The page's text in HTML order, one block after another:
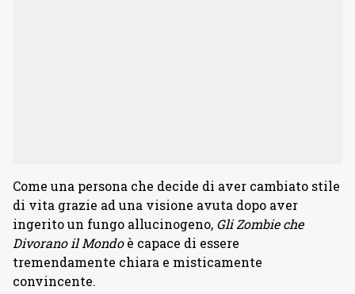
Come una persona che decide di aver cambiato stile
di vita grazie ad una visione avuta dopo aver
ingerito un fungo allucinogeno, Gli Zombie che
Divorano il Mondoè capace di essere
tremendamente chiara e misticamente
convincente.